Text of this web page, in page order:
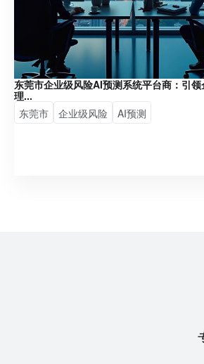
东莞市企业级风险AI预测系统平台商：引
理...
东莞市
企业级风险 AI预测